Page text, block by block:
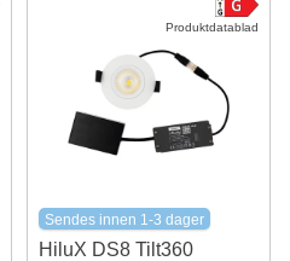
Produktdatablad
Sendes innen 1-3 dager
HiluX DS8 Tilt360